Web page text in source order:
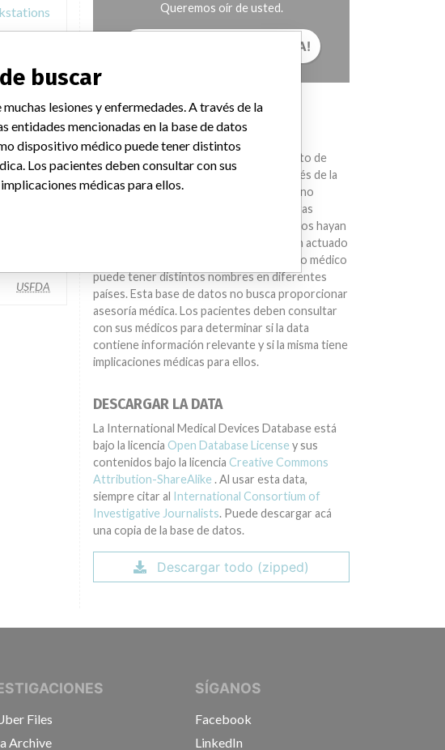
Kingdom
USFDA
Queremos oír de usted.
¡CUÉNTANOS TU HISTORIA!
AVISO
Los dispositivos médicos ayudan con el
diagnóstico, la prevención y el tratamiento de
muchas lesiones y enfermedades. A través de la
International Medical Devices Database no
estamos sugiriendo que compañías u otras
entidades mencionadas en la base de datos hayan
sido parte de una conducta ilegal o hayan actuado
de manera impropia. Un mismo dispositivo médico
puede tener distintos nombres en diferentes
países. Esta base de datos no busca proporcionar
asesoría médica. Los pacientes deben consultar
con sus médicos para determinar si la data
contiene información relevante y si la misma tiene
implicaciones médicas para ellos.
DESCARGAR LA DATA
La International Medical Devices Database está
bajo la licencia Open Database License y sus
contenidos bajo la licencia Creative Commons
Attribution-ShareAlike . Al usar esta data,
siempre citar al International Consortium of
Investigative Journalists. Puede descargar acá
una copia de la base de datos.
Descargar todo (zipped)
JOURNALISTS
Files
Archive
SÍGANOS
Facebook
LinkedIn
buscar
lesiones y enfermedades. A través de la
mencionadas en la base de datos
dispositivo médico puede tener distintos
Los pacientes deben consultar con sus
médicas para ellos.